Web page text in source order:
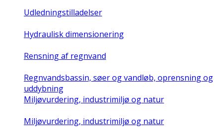
Udledningstilladelser
Hydraulisk dimensionering
Rensning af regnvand
Regnvandsbassin, søer og vandløb, oprensning og
uddybning
Miljøvurdering, industrimiljø og natur
Miljøvurdering, industrimiljø og natur